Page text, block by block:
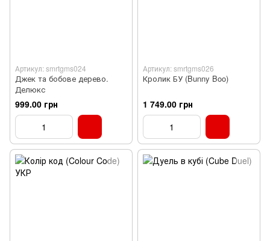
Артикул: smrtgms024
Джек та бобове дерево.
Делюкс
999.00 грн
Артикул: smrtgms026
Кролик БУ (Bunny Boo)
1 749.00 грн